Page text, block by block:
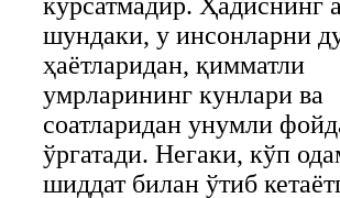
шундаки, у инсонларни
ҳаётларидан, қимматли
умрларининг кунлари ва
соатларидан унумли
ўргатади. Негаки, кўп
шиддат билан ўтиб